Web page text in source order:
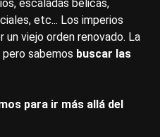
escaladas bélicas,
etc... Los imperios
un viejo orden renovado. La
sabemos buscar las
para ir más allá del